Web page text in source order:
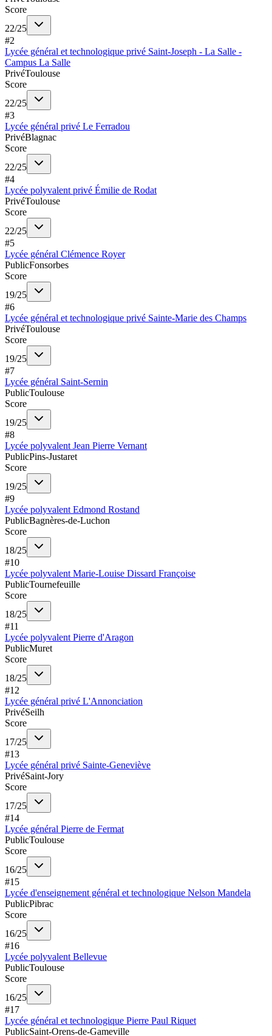
Score
22/25
#2
Lycée général et technologique privé Saint-Joseph - La Salle -
Campus La Salle
PrivéToulouse
Score
22/25
#3
Lycée général privé Le Ferradou
PrivéBlagnac
Score
22/25
#4
Lycée polyvalent privé Émilie de Rodat
PrivéToulouse
Score
22/25
#5
Lycée général Clémence Royer
PublicFonsorbes
Score
19/25
#6
Lycée général et technologique privé Sainte-Marie des Champs
PrivéToulouse
Score
19/25
#7
Lycée général Saint-Sernin
PublicToulouse
Score
19/25
#8
Lycée polyvalent Jean Pierre Vernant
PublicPins-Justaret
Score
19/25
#9
Lycée polyvalent Edmond Rostand
PublicBagnères-de-Luchon
Score
18/25
#10
Lycée polyvalent Marie-Louise Dissard Françoise
PublicTournefeuille
Score
18/25
#11
Lycée polyvalent Pierre d'Aragon
PublicMuret
Score
18/25
#12
Lycée général privé L'Annonciation
PrivéSeilh
Score
17/25
#13
Lycée général privé Sainte-Geneviève
PrivéSaint-Jory
Score
17/25
#14
Lycée général Pierre de Fermat
PublicToulouse
Score
16/25
#15
Lycée d'enseignement général et technologique Nelson Mandela
PublicPibrac
Score
16/25
#16
Lycée polyvalent Bellevue
PublicToulouse
Score
16/25
#17
Lycée général et technologique Pierre Paul Riquet
PublicSaint-Orens-de-Gameville